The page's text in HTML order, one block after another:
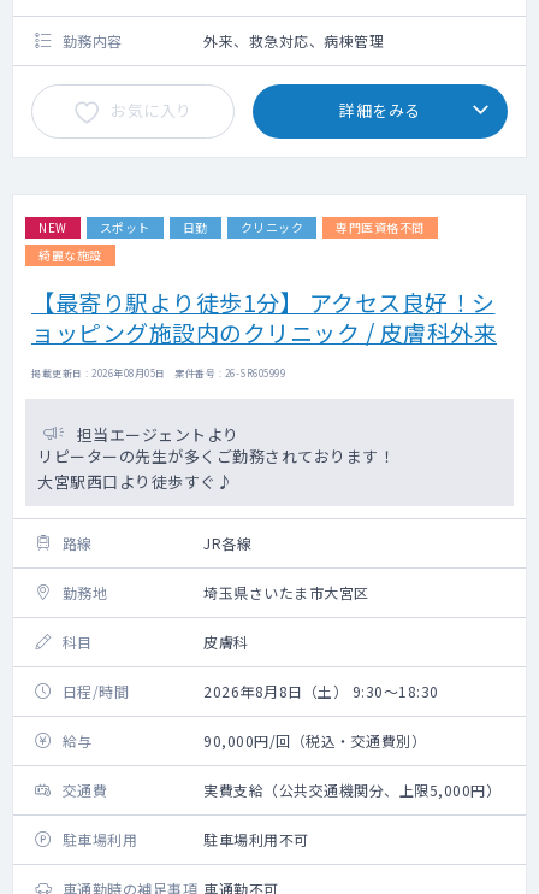
勤務内容 外来、救急対応、病棟管理
お気に入り 詳細をみる
NEW スポット 日勤 クリニック
専門医資格不問
綺麗な施設
【最寄り駅より徒歩1分】 アクセス良好！シ
ョッピング施設内のクリニック / 皮膚科外来
掲載更新日 : 2026年08月05日 案件番号 : 26-SR605999
担当エージェントより
リピーターの先生が多くご勤務されております！
大宮駅西口より徒歩すぐ♪
路線 JR各線
勤務地 埼玉県さいたま市大宮区
科目 皮膚科
日程/時間 2026年8月8日（土） 9:30～18:30
給与 90,000円/回（税込・交通費別）
交通費 実費支給（公共交通機関分、上限5,000円）
駐車場利用 駐車場利用不可
車通勤時の補足事項 車通勤不可